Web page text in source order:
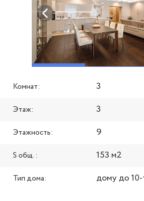
Комнат: 3
Этаж: 3
Этажность: 9
S общ. : 153 м2
Тип дома: дому до